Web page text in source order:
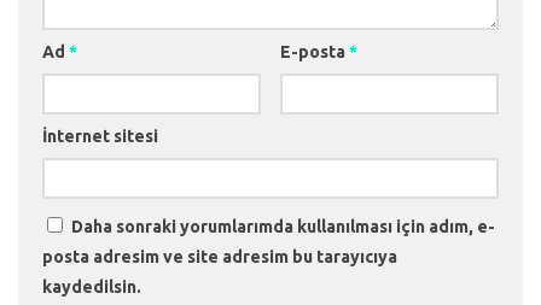
Ad * E-posta *
İnternet sitesi
Daha sonraki yorumlarımda kullanılması için adım, e-
posta adresim ve site adresim bu tarayıcıya
kaydedilsin.